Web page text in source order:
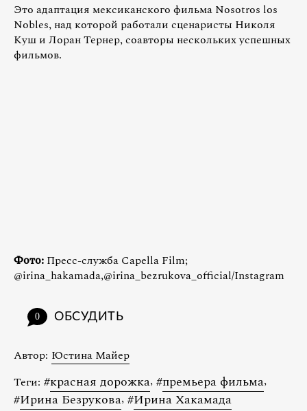
Это адаптация мексиканского фильма Nosotros los
Nobles, над которой работали сценаристы Николя
Куш и Лоран Тернер, соавторы нескольких успешных
фильмов.
Фото: Пресс-служба Capella Film;
@irina_hakamada,@irina_bezrukova_official/Instagram
0 ОБСУДИТЬ
Автор: Юстина Майер
Теги: #красная дорожка, #премьера фильма,
#Ирина Безрукова, #Ирина Хакамада